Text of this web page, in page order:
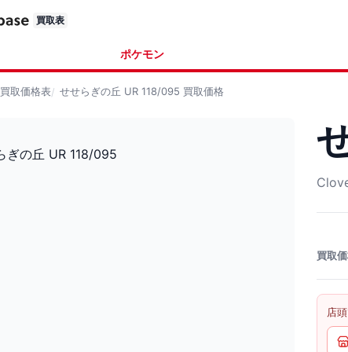
買取表
ポケモン
買取価格表 せせらぎの丘 UR 118/095 買取価格
買取
店